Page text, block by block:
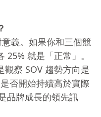
義。如果你和三個競
就是「正常」。
察 SOV 趨勢方向是
否開始持續高於實際
品牌成長的領先訊